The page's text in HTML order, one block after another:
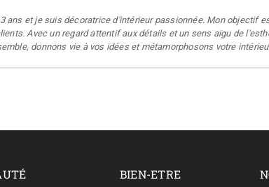
ans et je suis décoratrice d'intérieur passionnée. Mon objectif
Avec un regard attentif aux détails et un sens aigu de
donnons vie à vos idées et métamorphosons votre
BIEN-ETRE